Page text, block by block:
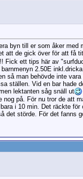
byn till er som åker
att de gick över för att få
Fick ett tips här av
2.50E
så man behövde inte
ställen. Vid en bar hade
lektanten såg snäll ut
på. För nu tror de att
i 10 min. Det räckte för
det störde. För det fanns